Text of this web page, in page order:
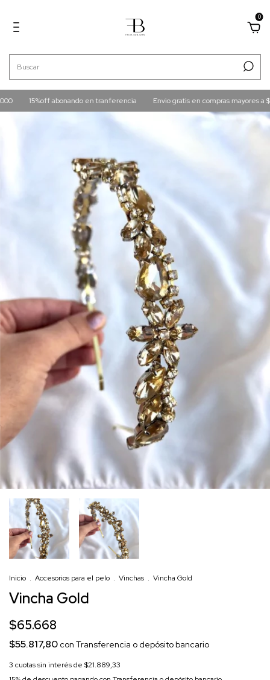
0
15%off abonando en tranferencia Envio gratis en compras mayores a
Inicio . Accesorios para el pelo . Vinchas . Vincha Gold
Vincha Gold
$65.668
$55.817,80 con Transferencia o depósito bancario
3 cuotas sin interés de $21.889,33